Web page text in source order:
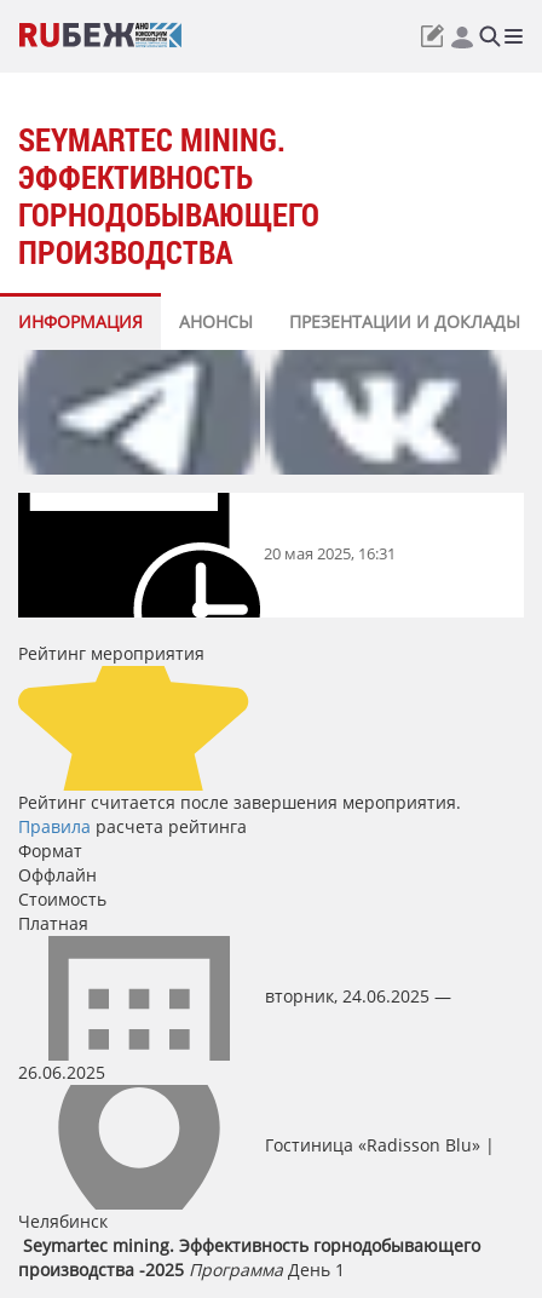
SEYMARTEC MINING.
ЭФФЕКТИВНОСТЬ
ГОРНОДОБЫВАЮЩЕГО
ПРОИЗВОДСТВА
ИНФОРМАЦИЯ АНОНСЫ ПРЕЗЕНТАЦИИ И ДОКЛАДЫ
20 мая 2025, 16:31
Рейтинг мероприятия
Рейтинг считается после завершения мероприятия.
Правила расчета рейтинга
Формат
Оффлайн
Стоимость
Платная
вторник, 24.06.2025 —
26.06.2025
Гостиница «Radisson Blu» |
Челябинск
Seymartec mining. Эффективность горнодобывающего
производства -2025 Программа День 1